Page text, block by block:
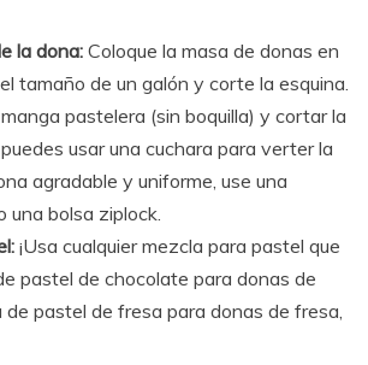
la dona: Coloque la masa de donas en
tamaño de un galón y corte la esquina.
pastelera (sin boquilla) y cortar la
usar una cuchara para verter la
agradable y uniforme, use una
una bolsa ziplock.
¡Usa cualquier mezcla para pastel que
pastel de chocolate para donas de
pastel de fresa para donas de fresa,